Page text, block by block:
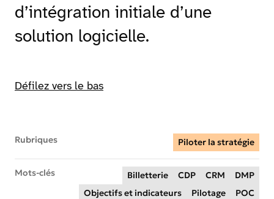
d’intégration initiale d’une
solution logicielle.
Défilez vers le bas
Rubriques Piloter la stratégie
Mots-clés Billetterie CDP CRM
DMP
Objectifs et indicateurs
Pilotage POC